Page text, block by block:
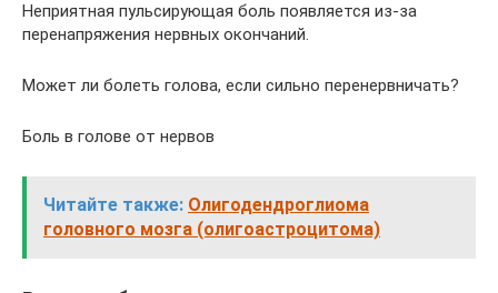
Неприятная пульсирующая боль появляется из-за
перенапряжения нервных окончаний.
Может ли болеть голова, если сильно перенервничать?
Боль в голове от нервов
Читайте также: Олигодендроглиома
головного мозга (олигоастроцитома)